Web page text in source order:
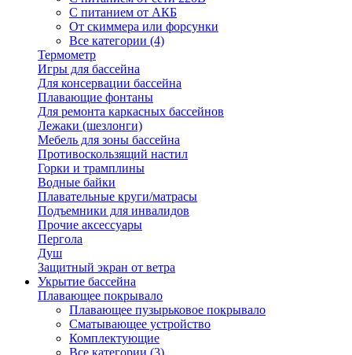
С питанием от АКБ
От скиммера или форсунки
Все категории (4)
Термометр
Игры для бассейна
Для консервации бассейна
Плавающие фонтаны
Для ремонта каркасных бассейнов
Лежаки (шезлонги)
Мебель для зоны бассейна
Противоскользящий настил
Горки и трамплины
Водные байки
Плавательные круги/матрасы
Подъемники для инвалидов
Прочие аксессуары
Пергола
Душ
Защитный экран от ветра
Укрытие бассейна
Плавающее покрывало
Плавающее пузырьковое покрывало
Сматывающее устройство
Комплектующие
Все категории (3)